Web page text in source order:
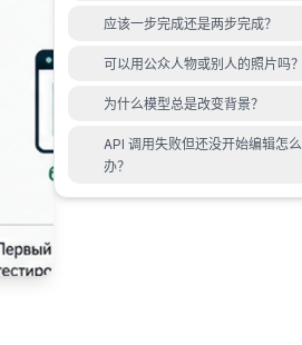
应该一步完成还是两步完成？
可以用公众人物或别人的照片吗？
为什么模型总是改变背景？
API 调用失败但还没开始编辑怎么
办？